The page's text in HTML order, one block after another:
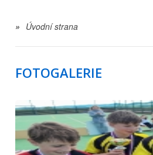
» Úvodní strana
FOTOGALERIE